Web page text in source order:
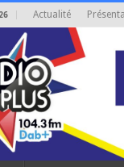
Actualité